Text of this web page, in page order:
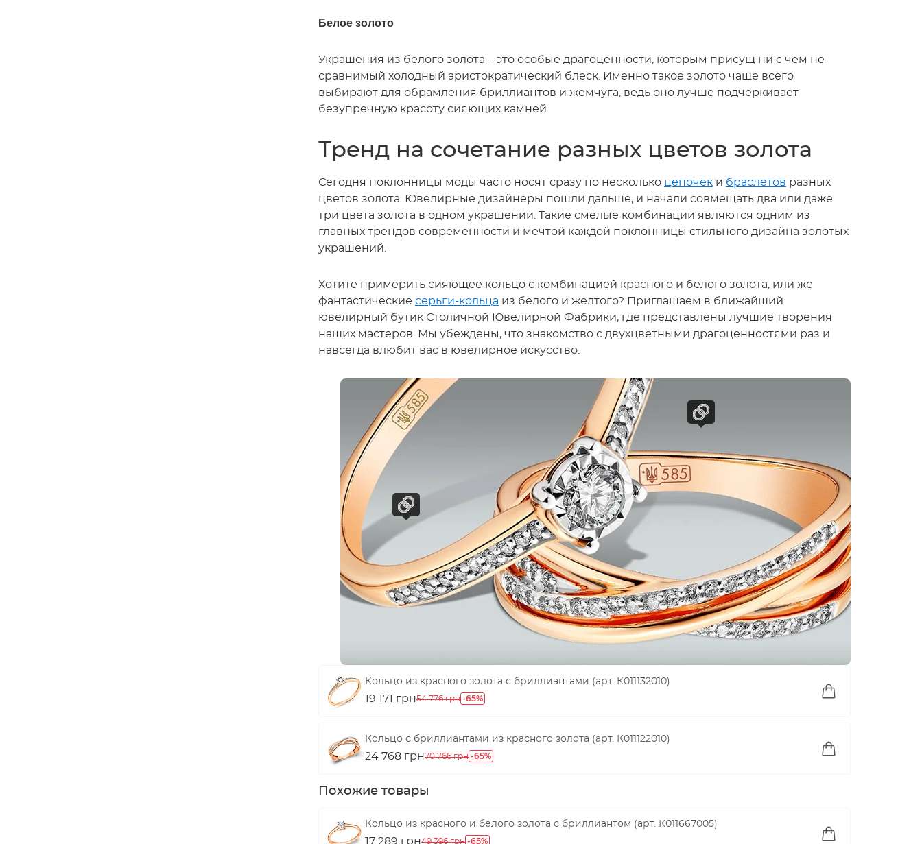
Белое золото
Украшения из белого золота – это особые драгоценности, которым присущ ни с чем не
сравнимый холодный аристократический блеск. Именно такое золото чаще всего
выбирают для обрамления бриллиантов и жемчуга, ведь оно лучше подчеркивает
безупречную красоту сияющих камней.
Тренд на сочетание разных цветов золота
Сегодня поклонницы моды часто носят сразу по несколько цепочек и браслетов разных
цветов золота. Ювелирные дизайнеры пошли дальше, и начали совмещать два или даже
три цвета золота в одном украшении. Такие смелые комбинации являются одним из
главных трендов современности и мечтой каждой поклонницы стильного дизайна золотых
украшений.
Хотите примерить сияющее кольцо с комбинацией красного и белого золота, или же
фантастические серьги-кольца из белого и желтого? Приглашаем в ближайший
ювелирный бутик Столичной Ювелирной Фабрики, где представлены лучшие творения
наших мастеров. Мы убеждены, что знакомство с двухцветными драгоценностями раз и
навсегда влюбит вас в ювелирное искусство.
Кольцо из красного золота с бриллиантами (арт. К011132010)
19 171 грн54 776 грн -65%
Кольцо с бриллиантами из красного золота (арт. К011122010)
24 768 грн70 766 грн -65%
Похожие товары
Кольцо из красного и белого золота с бриллиантом (арт. К011667005)
17 289 грн49 396 грн -65%